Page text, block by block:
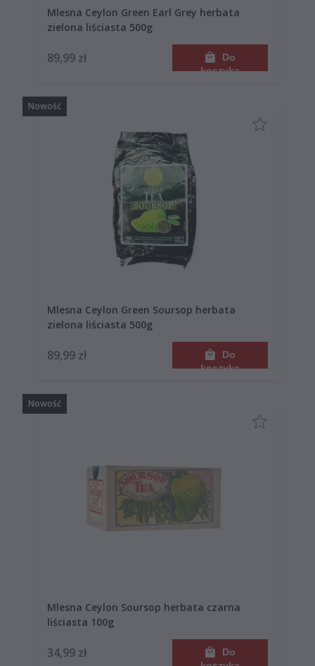
Mlesna Ceylon Green Earl Grey herbata
zielona liściasta 500g
89,99 zł
Do
koszyka
Mlesna Ceylon Green Soursop herbata
zielona liściasta 500g
89,99 zł
Do
koszyka
Nowość
Mlesna Ceylon Soursop herbata czarna
liściasta 100g
34,99 zł
Do
Nowość